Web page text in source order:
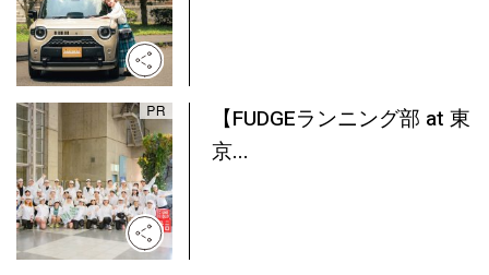
【FUDGEランニング部 at 東
京...